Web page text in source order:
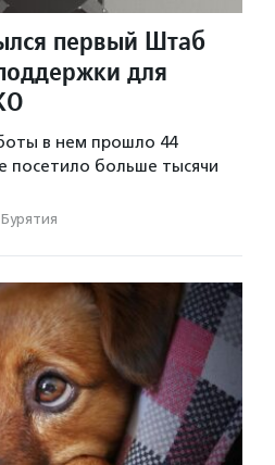
первый Штаб
для
в нем прошло 44
посетило больше тысячи
Бурятия